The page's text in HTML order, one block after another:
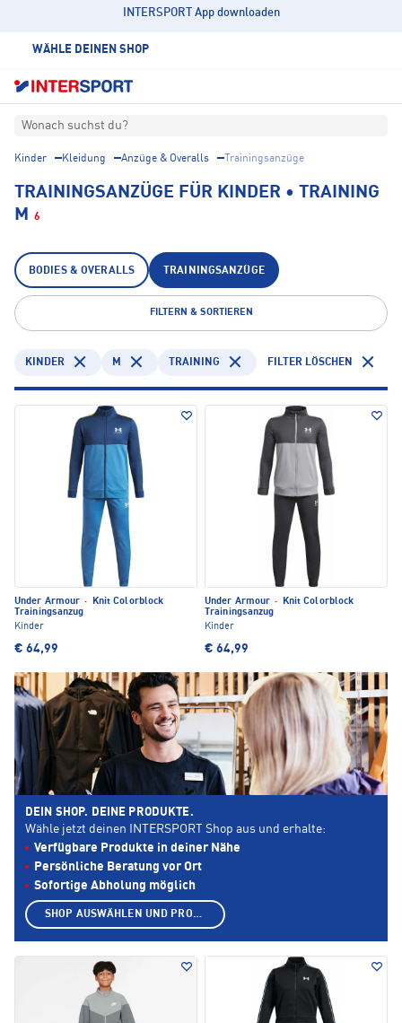
INTERSPORT App downloaden
WÄHLE DEINEN SHOP
Wonach suchst du?
Kinder Kleidung Anzüge & Overalls Trainingsanzüge
TRAININGSANZÜGE FÜR KINDER • TRAINING
M 6
BODIES & OVERALLS TRAININGSANZÜGE
FILTERN & SORTIEREN
KINDER M TRAINING FILTER LÖSCHEN
Under Armour ·
Knit Colorblock
Trainingsanzug
Kinder
€ 64,99
Under Armour ·
Knit Colorblock
Trainingsanzug
Kinder
€ 64,99
DEIN SHOP. DEINE PRODUKTE.
Wähle jetzt deinen INTERSPORT Shop aus und erhalte:
Verfügbare Produkte in deiner Nähe
Persönliche Beratung vor Ort
Sofortige Abholung möglich
SHOP AUSWÄHLEN UND PRODUKTE ANZEIGEN